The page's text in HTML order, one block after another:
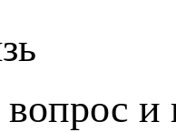
вопрос